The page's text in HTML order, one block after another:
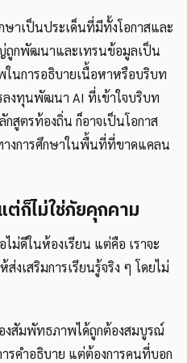
ษาเป็นประเด็นที่มีทั้งโอกาสและ
ถูกพัฒนาและเทรนข้อมูลเป็น
นการอธิบายเนื้อหาหรือบริบท
ลงทุนพัฒนา AI ที่เข้าใจบริบท
สูตรท้องถิ่น ก็อาจเป็นโอกาส
างการศึกษาในพื้นที่ที่ขาดแคลน
ต่ก็ไม่ใช่ภัยคุกคาม
ม่ดีในห้องเรียน แต่คือ เราจะ
งเสริมการเรียนรู้จริง ๆ โดยไม่
งสัมพัทธภาพได้ถูกต้องสมบูรณ์
รคำอธิบาย แต่ต้องการคนที่บอก